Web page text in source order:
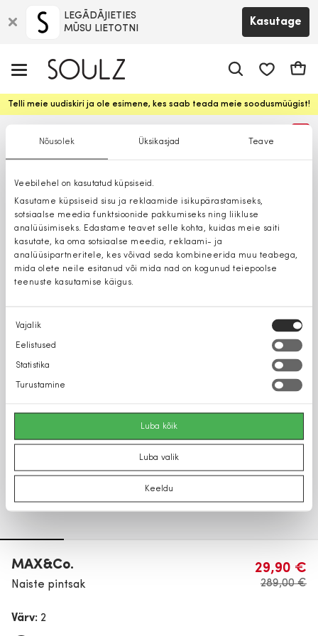
Nõusolek Üksikasjad Teave
Veebilehel on kasutatud küpsiseid.
Kasutame küpsiseid sisu ja reklaamide isikupärastamiseks,
sotsiaalse meedia funktsioonide pakkumiseks ning liikluse
analüüsimiseks. Edastame teavet selle kohta, kuidas meie saiti
kasutate, ka oma sotsiaalse meedia, reklaami- ja
analüüsipartneritele, kes võivad seda kombineerida muu teabega,
mida olete neile esitanud või mida nad on kogunud teiepoolse
teenuste kasutamise käigus.
Nõusoleku
valik
Vajalik
Eelistused
Statistika
Turustamine
Luba kõik
Luba valik
Keeldu
LEGĀDĀJIETIES
MŪSU LIETOTNI
Kasutage
Telli meie uudiskiri ja ole esimene, kes saab teada meie soodusmüügist!
MAX&Co.
Naiste pintsak
29,90 €
289,00 €
Värv: 2